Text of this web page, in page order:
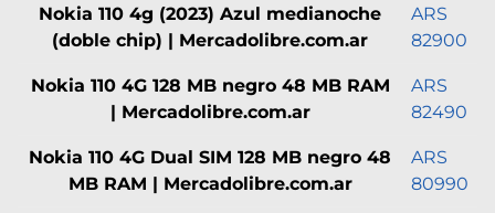
Nokia 110 4g (2023) Azul medianoche
(doble chip) | Mercadolibre.com.ar
ARS
82900
Nokia 110 4G 128 MB negro 48 MB RAM
| Mercadolibre.com.ar
ARS
82490
Nokia 110 4G Dual SIM 128 MB negro 48
MB RAM | Mercadolibre.com.ar
ARS
80990